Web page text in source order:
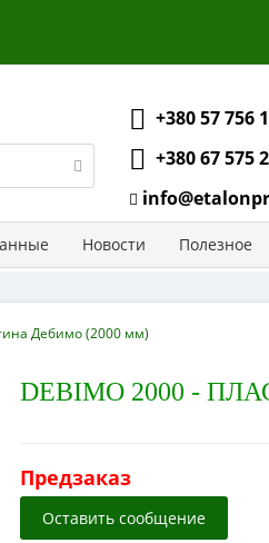
+380 57 756
+380 67 575
Новости Полезное
Дебимо (2000 мм)
DEBIMO 2000 -
Предзаказ
Оставить сообщение